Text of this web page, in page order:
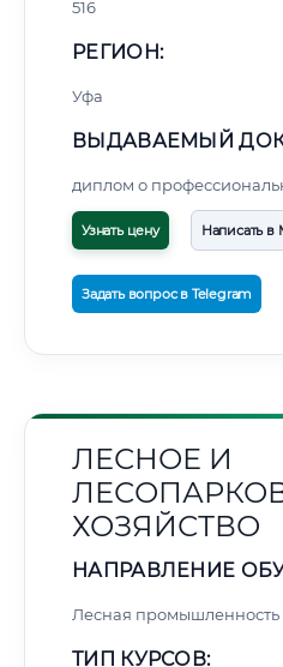
516
РЕГИОН:
Уфа
ВЫДАВАЕМЫЙ
диплом о
Узнать цену Написать в
Задать вопрос в Telegram
ЛЕСНОЕ И
ХОЗЯЙСТВО
НАПРАВЛЕНИЕ
Лесная промышленность
ТИП КУРСОВ: